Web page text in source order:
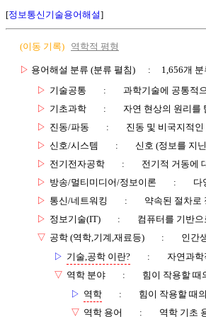
[정보통신기술용어해설]
(이동 기록) 역학적 평형
▷ 용어해설 분류 (분류 펼침) : 1,656개 분
▷ 기술공통 :
과학기술에 공통적
▷ 기초과학 :
자연 현상의 원리를
▷ 진동/파동 :
진동 및 비국지적
▷ 신호/시스템 :
신호 (정보를 지
▷ 전기전자공학 :
전기적 거동에
▷ 방송/멀티미디어/정보이론 :
다
▷ 통신/네트워킹 :
약속된 절차로
▷ 정보기술(IT) :
컴퓨터를 기반
▽ 공학 (역학,기계,재료등) :
인간
▷ 기술,공학 이란? :
자연과학
▽ 역학 분야 :
힘이 작용할 때
▷ 역학 :
힘이 작용할 때
▽ 역학 용어 : 역학 기초